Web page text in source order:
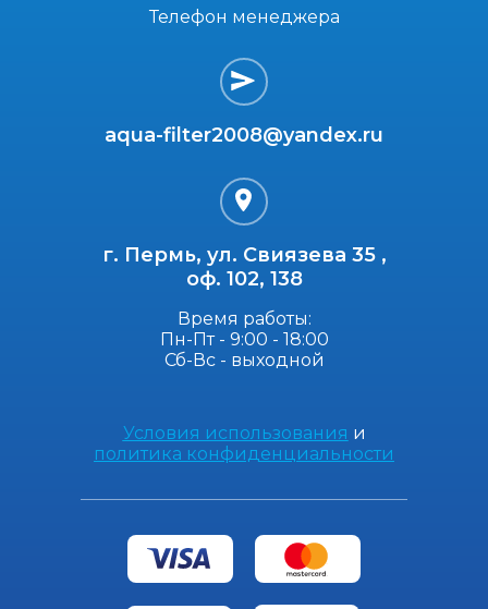
aqua-filter2008@yandex.ru
г. Пермь, ул. Свиязева 35 ,
оф. 102, 138
Телефон менеджера
Время работы:
Пн-Пт - 9:00 - 18:00
Сб-Вс - выходной
Условия использования и
политика конфиденциальности